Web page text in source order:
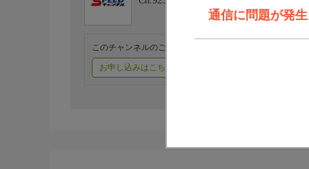
通信に問題が発
このチャンネルのご視聴には、オプションチャンネル(有
お申し込みはこちら